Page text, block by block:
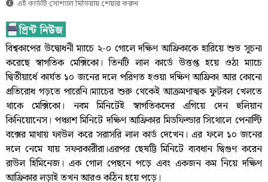
এই কার্ডটি সোশ্যাল মিডিয়ায় শেয়ার করুন
বিশ্বকাপের উদ্বোধনী ম্যাচে ২-০ গোলে দক্ষিণ আফ্রিকাকে হারিয়ে শুভ সূচনা
করেছে স্বাগতিক মেক্সিকো। তিনটি লাল কার্ডে উত্তপ্ত হয়ে ওঠা ম্যাচে
দ্বিতীয়ার্ধে কার্যত ১০ জনের দলে পরিণত হওয়া দক্ষিণ আফ্রিকা আর কোনো
প্রতিরোধ গড়তে পারেনি।ম্যাচের শুরু থেকেই আক্রমণাত্মক ফুটবল খেলতে
থাকে মেক্সিকো। নবম মিনিটেই স্বাগতিকদের এগিয়ে দেন হুলিয়ান
কিনিয়োনেস। পঞ্চাশ মিনিটে দক্ষিণ আফ্রিকার মিডফিল্ডার সিথোলে পেনাল্টি
বক্সের মাথায় ফাউল করে সরাসরি লাল কার্ড দেখেন। এর ফলে ১০ জনের
দলে নেমে যায় সফরকারীরা।এরপর ছেষট্টি মিনিটে ব্যবধান দ্বিগুণ করেন
রাউল হিমিনেজ। এক গোল পেছনে পড়ে এবং একজন কম নিয়ে দক্ষিণ
আফ্রিকার লড়াই তখন আরও কঠিন হয়ে পড়ে।